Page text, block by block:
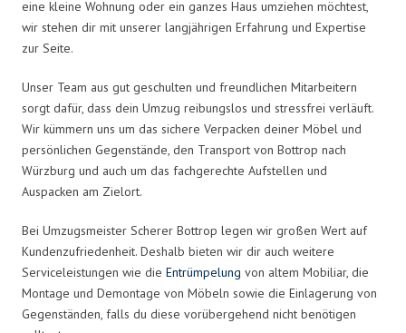
eine kleine Wohnung oder ein ganzes Haus umziehen möchtest,
wir stehen dir mit unserer langjährigen Erfahrung und Expertise
zur Seite.
Unser Team aus gut geschulten und freundlichen Mitarbeitern
sorgt dafür, dass dein Umzug reibungslos und stressfrei verläuft.
Wir kümmern uns um das sichere Verpacken deiner Möbel und
persönlichen Gegenstände, den Transport von Bottrop nach
Würzburg und auch um das fachgerechte Aufstellen und
Auspacken am Zielort.
Bei Umzugsmeister Scherer Bottrop legen wir großen Wert auf
Kundenzufriedenheit. Deshalb bieten wir dir auch weitere
Serviceleistungen wie die Entrümpelung von altem Mobiliar, die
Montage und Demontage von Möbeln sowie die Einlagerung von
Gegenständen, falls du diese vorübergehend nicht benötigen